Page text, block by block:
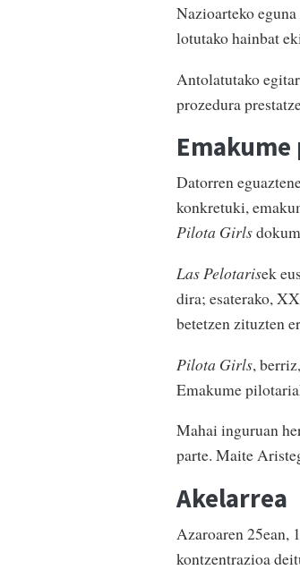
Nazioarteko
lotutako hainbat
Antolatutako
prozedura
Datorren
konkretuki,
Pilota Girls
Las Pelotarisek
dira; esaterako,
betetzen zituzten
Pilota Girls,
Emakume
Mahai inguruan
parte. Maite
Akelarrea
Azaroaren 25ean,
kontzentrazioa